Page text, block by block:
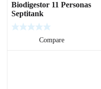
Biodigestor 11 Personas
Septitank
Compare